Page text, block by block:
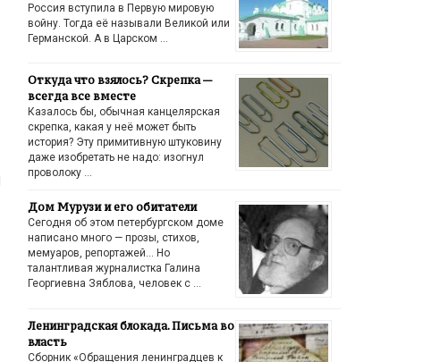
Россия вступила в Первую мировую
войну. Тогда её называли Великой или
Германской. А в Царском …
Откуда что взялось? Скрепка —
всегда все вместе
Казалось бы, обычная канцелярская
скрепка, какая у неё может быть
история? Эту примитивную штуковину
даже изобретать не надо: изогнул
проволоку …
Дом Мурузи и его обитатели
Сегодня об этом петербургском доме
написано много — прозы, стихов,
мемуаров, репортажей… Но
талантливая журналистка Галина
Георгиевна Зяблова, человек с …
Ленинградская блокада. Письма во
власть
Сборник «Обращения ленинградцев к